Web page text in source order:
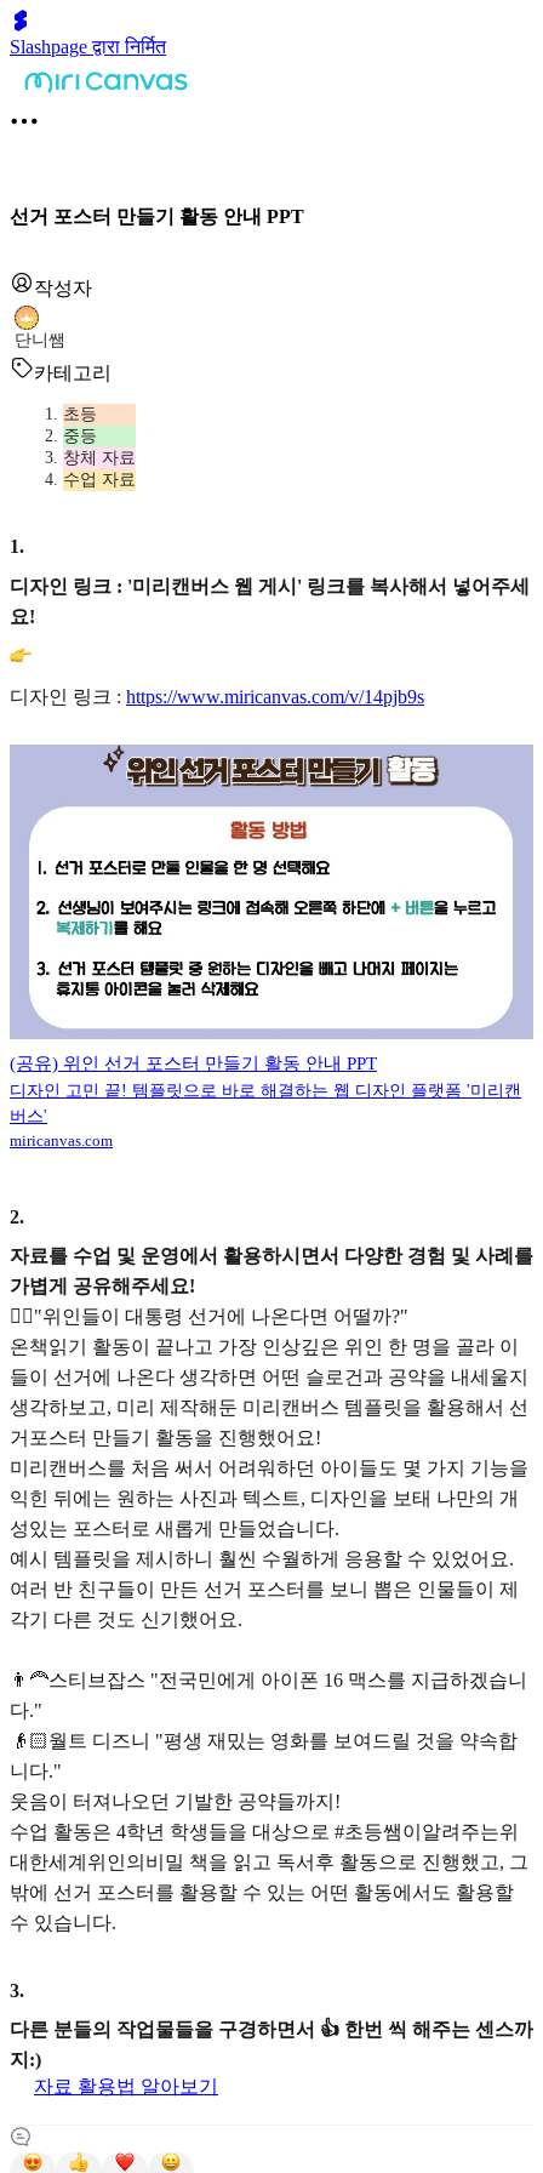
Slashpage द्वारा निर्मित
선거 포스터 만들기 활동 안내 PPT
작성자
단니쌤
카테고리
초등
중등
창체 자료
수업 자료
1.
디자인 링크 : '미리캔버스 웹 게시' 링크를 복사해서 넣어주세
요!
디자인 링크 : https://www.miricanvas.com/v/14pjb9s
(공유) 위인 선거 포스터 만들기 활동 안내 PPT
디자인 고민 끝! 템플릿으로 바로 해결하는 웹 디자인 플랫폼 '미리캔
버스'
miricanvas.com
2.
자료를 수업 및 운영에서 활용하시면서 다양한 경험 및 사례를
가볍게 공유해주세요!
🙆‍♀️"위인들이 대통령 선거에 나온다면 어떨까?"
온책읽기 활동이 끝나고 가장 인상깊은 위인 한 명을 골라 이
들이 선거에 나온다 생각하면 어떤 슬로건과 공약을 내세울지
생각하보고, 미리 제작해둔 미리캔버스 템플릿을 활용해서 선
거포스터 만들기 활동을 진행했어요!
미리캔버스를 처음 써서 어려워하던 아이들도 몇 가지 기능을
익힌 뒤에는 원하는 사진과 텍스트, 디자인을 보태 나만의 개
성있는 포스터로 새롭게 만들었습니다.
예시 템플릿을 제시하니 훨씬 수월하게 응용할 수 있었어요.
여러 반 친구들이 만든 선거 포스터를 보니 뽑은 인물들이 제
각기 다른 것도 신기했어요.
👨‍🦰스티브잡스 "전국민에게 아이폰 16 맥스를 지급하겠습니
다."
👴🏻월트 디즈니 "평생 재밌는 영화를 보여드릴 것을 약속합
니다."
웃음이 터져나오던 기발한 공약들까지!
수업 활동은 4학년 학생들을 대상으로 #초등쌤이알려주는위
대한세계위인의비밀 책을 읽고 독서후 활동으로 진행했고, 그
밖에 선거 포스터를 활용할 수 있는 어떤 활동에서도 활용할
수 있습니다.
3.
다른 분들의 작업물들을 구경하면서 👍 한번 씩 해주는 센스까
지:)
자료 활용법 알아보기